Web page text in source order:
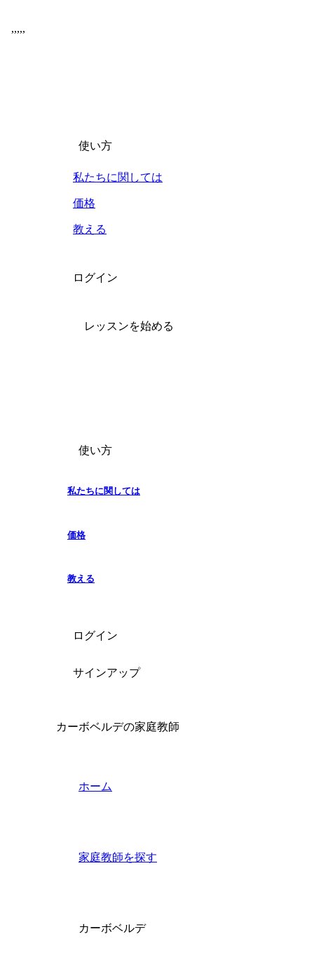
,,,,,
使い方
私たちに関しては
価格
教える
ログイン
レッスンを始める
使い方
私たちに関しては
価格
教える
ログイン
サインアップ
カーボベルデの家庭教師
ホーム
家庭教師を探す
カーボベルデ